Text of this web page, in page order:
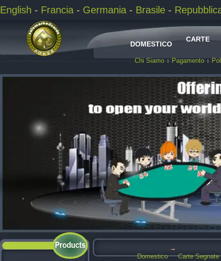
English - Francia - Germania - Brasile -
DOMESTICO
CARTE
Chi Siamo Pagamento
Domestico→Carte Segnate